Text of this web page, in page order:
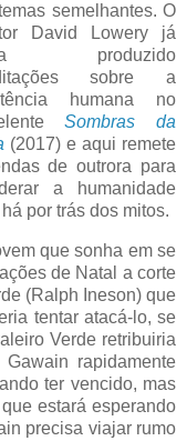
semelhantes. O
David Lowery já
produzido
sobre a
humana no
Sombras da
(2017) e aqui remete
de outrora para
a humanidade
por trás dos mitos.
que sonha em se
de Natal a corte
(Ralph Ineson) que
tentar atacá-lo, se
Verde retribuiria
rapidamente
ter vencido, mas
estará esperando
precisa viajar rumo